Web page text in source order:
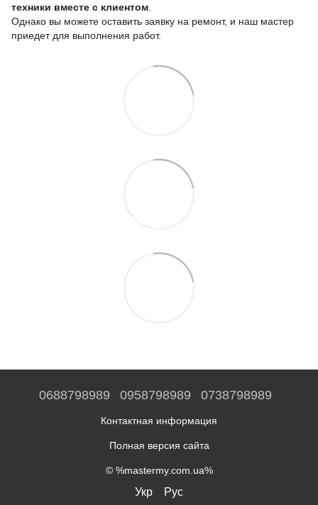
техники вместе с клиентом.
Однако вы можете оставить заявку на ремонт, и наш мастер
приедет для выполнения работ.
0688798989 0958798989 0738798989
Контактная информация
Полная версия сайта
© %mastermy.com.ua%
Укр Рус